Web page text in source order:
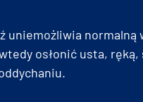
osłonić usta,